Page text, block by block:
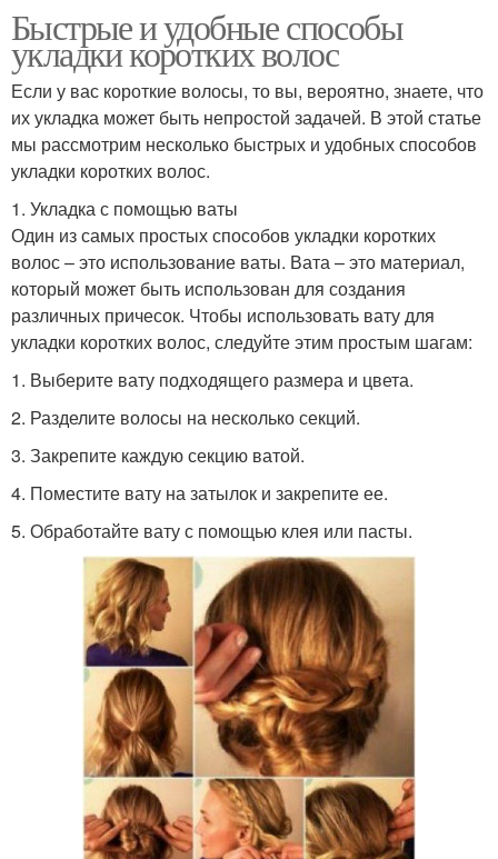
Быстрые и удобные способы
укладки коротких волос
Если у вас короткие волосы, то вы, вероятно, знаете, что
их укладка может быть непростой задачей. В этой статье
мы рассмотрим несколько быстрых и удобных способов
укладки коротких волос.
1. Укладка с помощью ваты
Один из самых простых способов укладки коротких
волос – это использование ваты. Вата – это материал,
который может быть использован для создания
различных причесок. Чтобы использовать вату для
укладки коротких волос, следуйте этим простым шагам:
1. Выберите вату подходящего размера и цвета.
2. Разделите волосы на несколько секций.
3. Закрепите каждую секцию ватой.
4. Поместите вату на затылок и закрепите ее.
5. Обработайте вату с помощью клея или пасты.